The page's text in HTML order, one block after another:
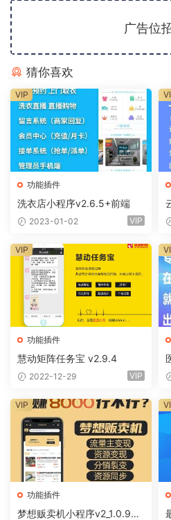
广告位
猜你喜欢
功能插件
洗衣店小程序v2.6.5+前端
2023-01-02 VIP
VIP
功能插件
慧动矩阵任务宝 v2.9.4
2022-12-29 VIP
VIP
功能插件
梦想贩卖机小程序v2_1.0.96
VIP